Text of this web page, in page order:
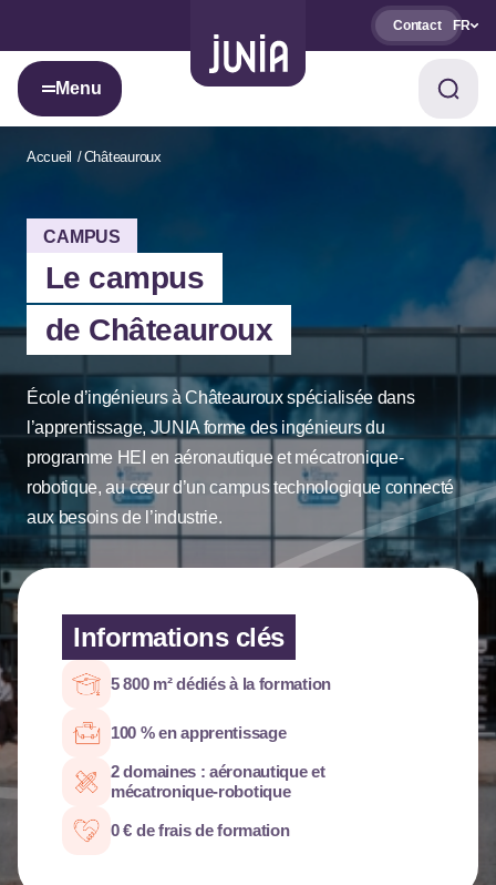
Contact FR
Menu
Accueil Châteauroux
CAMPUS
Le campus
de Châteauroux
École d’ingénieurs à Châteauroux spécialisée dans
l’apprentissage, JUNIA forme des ingénieurs du
programme HEI en aéronautique et mécatronique-
robotique, au cœur d’un campus technologique connecté
aux besoins de l’industrie.
Informations clés
5 800 m² dédiés à la formation
100 % en apprentissage
2 domaines : aéronautique et
mécatronique-robotique
0 € de frais de formation